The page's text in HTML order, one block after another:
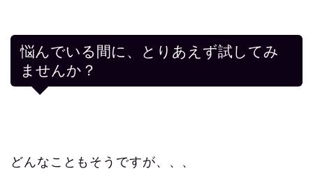
悩んでいる間に、とりあえず試してみ
ませんか？
どんなこともそうですが、、、